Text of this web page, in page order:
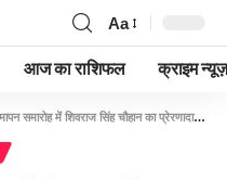
Aa
आज का राशिफल क्राइम न्यूज़
समारोह में शिवराज सिंह चौहान का प्रेरणादायक संबोधन-Newsnetra